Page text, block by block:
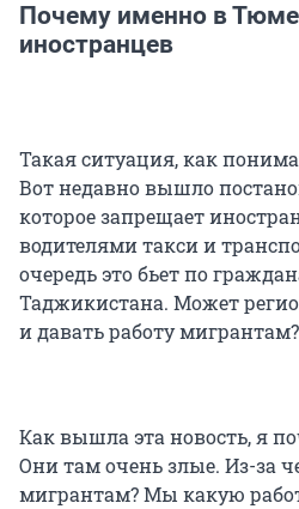
Почему именно в
иностранцев
Такая ситуация, как
Вот недавно вышло
которое запрещает
водителями такси и
очередь это бьет по
Таджикистана. Может
и давать работу мигрантам?
Как вышла эта новость, я
Они там очень злые. Из-за
мигрантам? Мы какую